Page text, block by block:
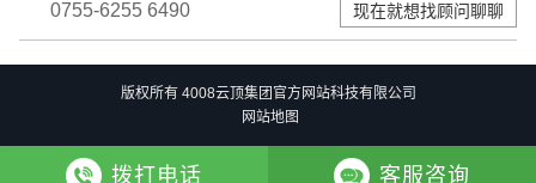
0755-6255 6490 现在就想找顾问聊聊
版权所有 4008云顶集团官方网站科技有限公司
网站地图
拨打电话 客服咨询